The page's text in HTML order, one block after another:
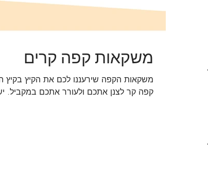
משקאות קפה קרים
משקאות הקפה שירעננו לכם את הקיץ בקיץ
קפה קר לצנן אתכם ולעורר אתכם במקביל.